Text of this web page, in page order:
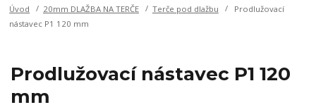
Úvod 20mm DLAŽBA NA TERČE Terče pod dlažbu
Prodlužovací
nástavec P1 120 mm
Prodlužovací nástavec P1 120
mm